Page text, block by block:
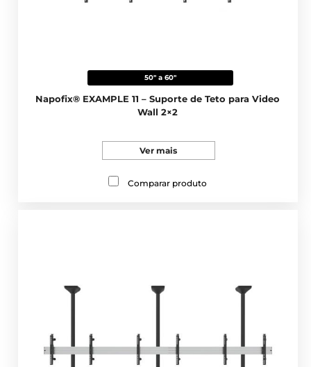
50" a 60"
Napofix® EXAMPLE 11 – Suporte de Teto para Video
Wall 2×2
Ver mais
Comparar produto